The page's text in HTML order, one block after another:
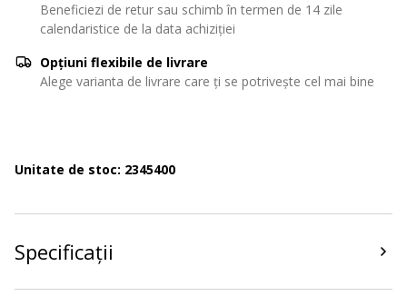
Beneficiezi de retur sau schimb în termen de 14 zile
calendaristice de la data achiziției
Opțiuni flexibile de livrare
Alege varianta de livrare care ți se potrivește cel mai bine
Unitate de stoc: 2345400
Specificații